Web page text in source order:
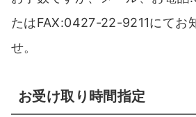
たはFAX:0427-22-9211にてお
せ。
お受け取り時間指定